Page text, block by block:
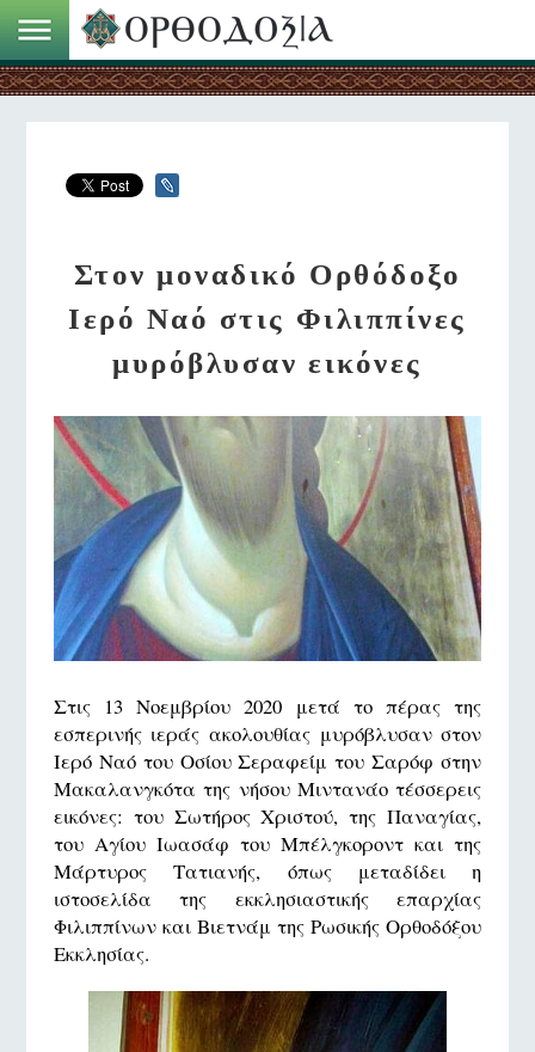
Στον μοναδικό Ορθόδοξο
Ιερό Ναό στις Φιλιππίνες
μυρόβλυσαν εικόνες
Στις 13 Νοεμβρίου 2020 μετά το πέρας της
εσπερινής ιεράς ακολουθίας μυρόβλυσαν στον
Ιερό Ναό του Οσίου Σεραφείμ του Σαρόφ στην
Μακαλανγκότα της νήσου Μιντανάο τέσσερεις
εικόνες: του Σωτήρος Χριστού, της Παναγίας,
του Αγίου Ιωασάφ του Μπέλγκοροντ και της
Μάρτυρος Τατιανής, όπως μεταδίδει η
ιστοσελίδα της εκκλησιαστικής επαρχίας
Φιλιππίνων και Βιετνάμ της Ρωσικής Ορθοδόξου
Εκκλησίας.